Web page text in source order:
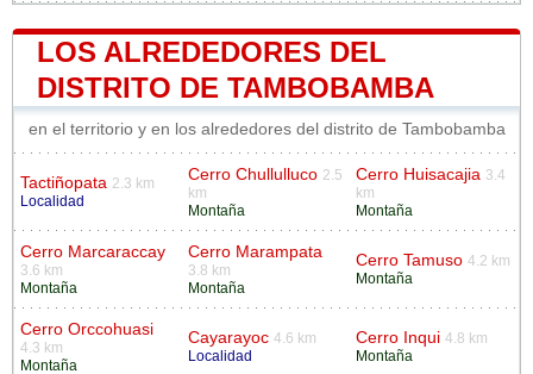
LOS ALREDEDORES DEL
DISTRITO DE TAMBOBAMBA
en el territorio y en los alrededores del distrito de Tambobamba
Tactiñopata 2.3 km
Localidad
Cerro Chullulluco 2.5
km
Montaña
Cerro Huisacajia 3.4
km
Montaña
Cerro Marcaraccay
3.6 km
Montaña
Cerro Marampata
3.8 km
Montaña
Cerro Tamuso 4.2 km
Montaña
Cerro Orccohuasi
4.3 km
Montaña
Cayarayoc 4.6 km
Localidad
Cerro Inqui 4.8 km
Montaña